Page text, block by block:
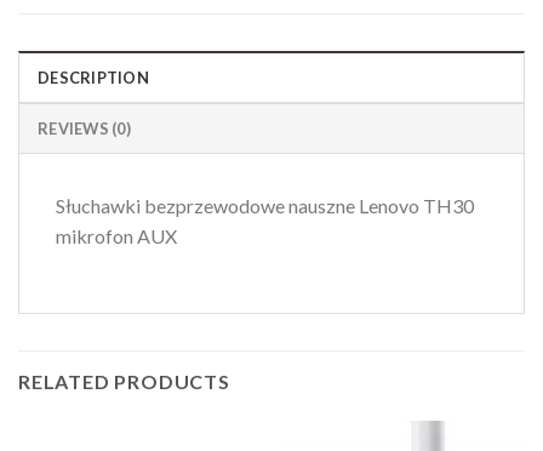
DESCRIPTION
REVIEWS (0)
Słuchawki bezprzewodowe nauszne Lenovo TH30
mikrofon AUX
RELATED PRODUCTS